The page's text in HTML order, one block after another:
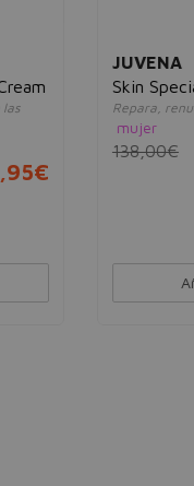
Specialists Nova SC
renueva, calma y alisa